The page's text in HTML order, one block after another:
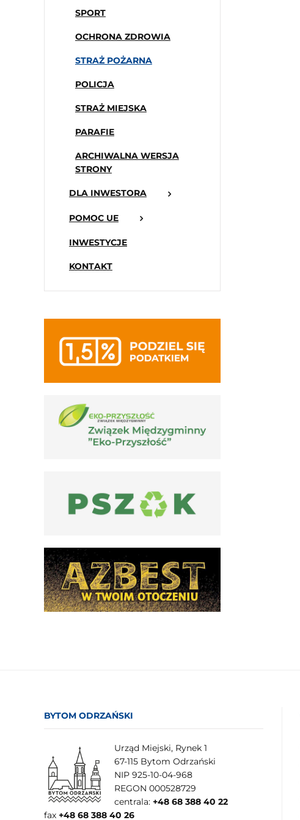
SPORT
OCHRONA ZDROWIA
STRAŻ POŻARNA
POLICJA
STRAŻ MIEJSKA
PARAFIE
ARCHIWALNA WERSJA
STRONY
DLA INWESTORA
POMOC UE
INWESTYCJE
KONTAKT
BYTOM ODRZAŃSKI
Urząd Miejski, Rynek 1
67-115 Bytom Odrzański
NIP 925-10-04-968
REGON 000528729
centrala: +48 68 388 40 22
fax +48 68 388 40 26